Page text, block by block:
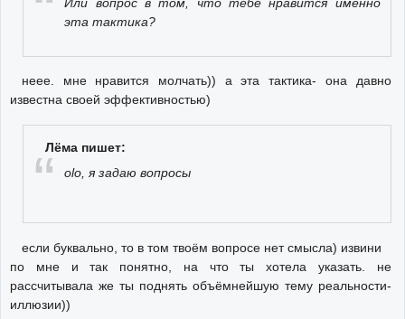
эта тактика?
неее. мне нравится молчать)) а эта тактика- она давно
известна своей эффективностью)
Лёма пишет:
olo, я задаю вопросы
если буквально, то в том твоём вопросе нет смысла) извини
по мне и так понятно, на что ты хотела указать. не
рассчитывала же ты поднять объёмнейшую тему реальности-
иллюзии))